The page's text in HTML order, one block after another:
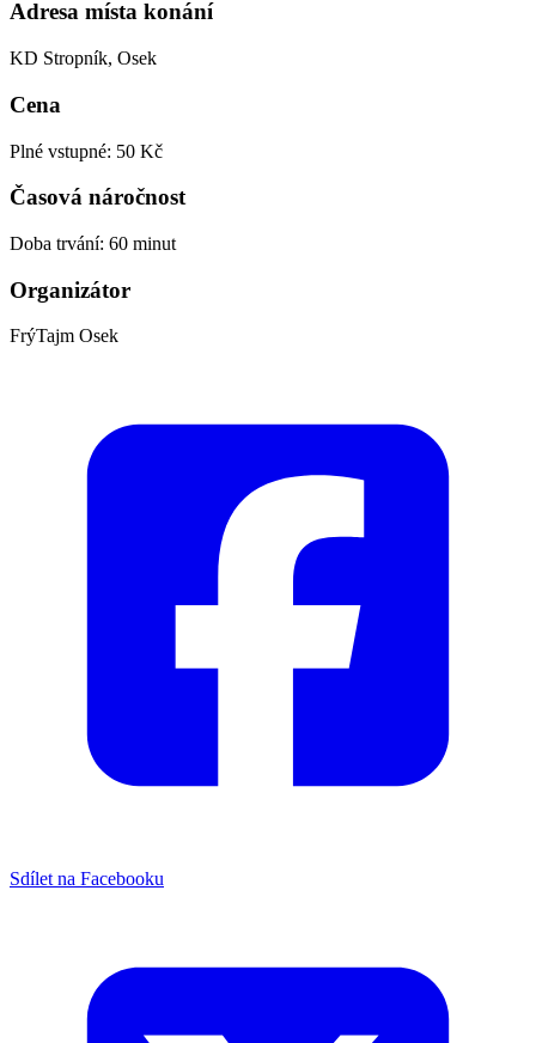
Adresa místa konání
KD Stropník, Osek
Cena
Plné vstupné: 50 Kč
Časová náročnost
Doba trvání: 60 minut
Organizátor
FrýTajm Osek
Sdílet na Facebooku